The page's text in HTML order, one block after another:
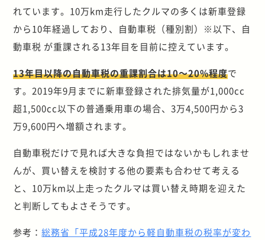
れています。10万km走行したクルマの多くは新車登録
から10年経過しており、自動車税（種別割）※以下、自
動車税 が重課される13年目を目前に控えています。
13年目以降の自動車税の重課割合は10～20%程度で
す。2019年9月までに新車登録された排気量が1,000cc
超1,500cc以下の普通乗用車の場合、3万4,500円から3
万9,600円へ増額されます。
自動車税だけで見れば大きな負担ではないかもしれませ
んが、買い替えを検討する他の要素も合わせて考える
と、10万km以上走ったクルマは買い替え時期を迎えた
と判断してもよさそうです。
参考：総務省「平成28年度から軽自動車税の税率が変わ